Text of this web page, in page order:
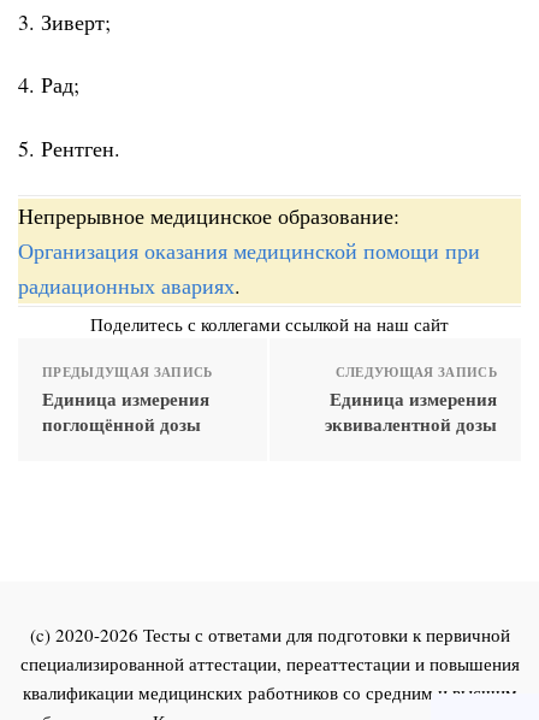
3. Зиверт;
4. Рад;
5. Рентген.
Непрерывное медицинское образование:
Организация оказания медицинской помощи при
радиационных авариях.
Поделитесь с коллегами ссылкой на наш сайт
ПРЕДЫДУЩАЯ ЗАПИСЬ
Единица измерения
поглощённой дозы
СЛЕДУЮЩАЯ ЗАПИСЬ
Единица измерения
эквивалентной дозы
(c) 2020-2026 Тесты с ответами для подготовки к первичной
специализированной аттестации, переаттестации и повышения
квалификации медицинских работников со средним и высшим